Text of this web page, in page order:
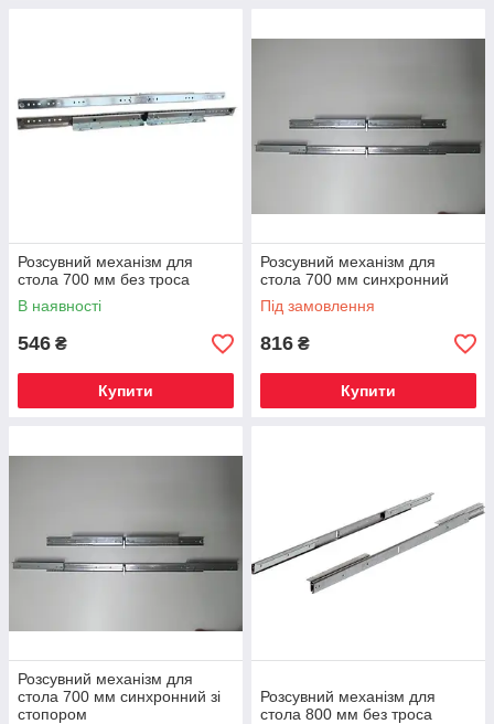
Розсувний механізм для
стола 700 мм без троса
В наявності
546 ₴
Купити
Розсувний механізм для
стола 700 мм синхронний
Під замовлення
816 ₴
Купити
Розсувний механізм для
стола 700 мм синхронний зі
стопором
Розсувний механізм для
стола 800 мм без троса